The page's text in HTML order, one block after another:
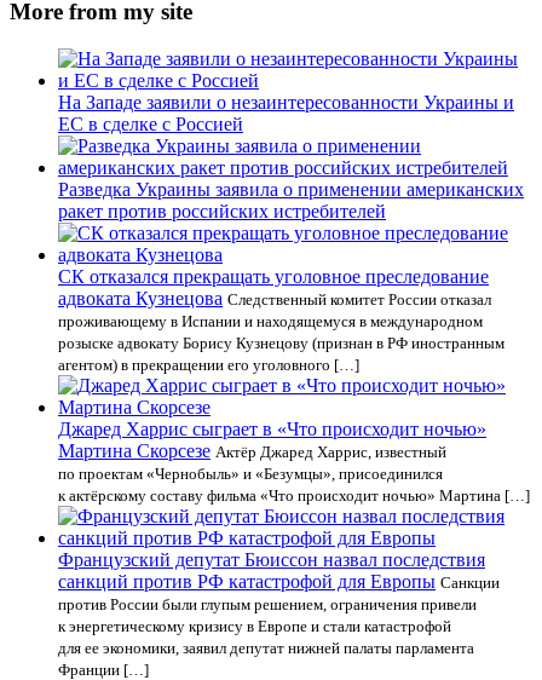
More from my site
На Западе заявили о незаинтересованности Украины и
ЕС в сделке с Россией
Разведка Украины заявила о применении американских
ракет против российских истребителей
СК отказался прекращать уголовное преследование
адвоката Кузнецова Следственный комитет России отказал
проживающему в Испании и находящемуся в международном
розыске адвокату Борису Кузнецову (признан в РФ иностранным
агентом) в прекращении его уголовного […]
Джаред Харрис сыграет в «Что происходит ночью»
Мартина Скорсезе Актёр Джаред Харрис, известный
по проектам «Чернобыль» и «Безумцы», присоединился
к актёрскому составу фильма «Что происходит ночью» Мартина […]
Французский депутат Бюиссон назвал последствия
санкций против РФ катастрофой для Европы Санкции
против России были глупым решением, ограничения привели
к энергетическому кризису в Европе и стали катастрофой
для ее экономики, заявил депутат нижней палаты парламента
Франции […]